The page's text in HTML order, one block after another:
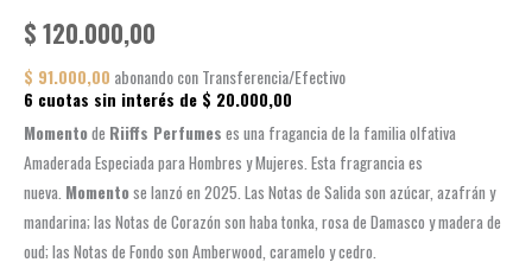
$ 120.000,00
$ 91.000,00 abonando con Transferencia/Efectivo
6 cuotas sin interés de $ 20.000,00
Momentode Riiffs Perfumes es una fragancia de la familia olfativa
Amaderada Especiada para Hombres y Mujeres. Esta fragrancia es
nueva. Momentose lanzó en 2025. Las Notas de Salida son azúcar, azafrán y
mandarina; las Notas de Corazón son haba tonka, rosa de Damasco y madera de
oud; las Notas de Fondo son Amberwood, caramelo y cedro.